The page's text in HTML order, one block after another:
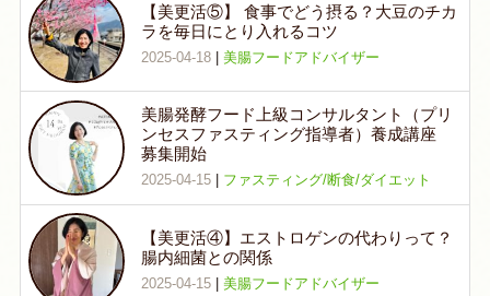
【美更活⑤】 食事でどう摂る？大豆のチカ
ラを毎日にとり入れるコツ
2025-04-18| 美腸フードアドバイザー
美腸発酵フード上級コンサルタント（プリ
ンセスファスティング指導者）養成講座
募集開始
2025-04-15| ファスティング/断食/ダイエット
【美更活④】エストロゲンの代わりって？
腸内細菌との関係
2025-04-15| 美腸フードアドバイザー